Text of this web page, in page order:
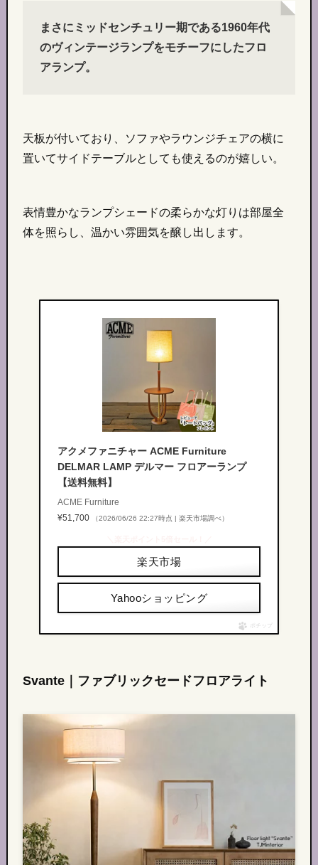
まさにミッドセンチュリー期である1960年代
のヴィンテージランプをモチーフにしたフロ
アランプ。
天板が付いており、ソファやラウンジチェアの横に
置いてサイドテーブルとしても使えるのが嬉しい。
表情豊かなランプシェードの柔らかな灯りは部屋全
体を照らし、温かい雰囲気を醸し出します。
アクメファニチャー ACME Furniture
DELMAR LAMP デルマー フロアーランプ
【送料無料】
ACME Furniture
¥51,700
（2026/06/26 22:27時点 | 楽天市場調べ）
楽天市場
Yahooショッピング
ポチップ
Svante｜ファブリックセードフロアライト